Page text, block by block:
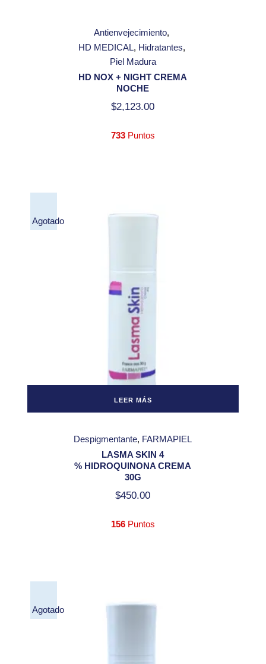
Antienvejecimiento
HD MEDICAL Hidratantes
Piel Madura
HD NOX + NIGHT CREMA
NOCHE
$2,123.00
733Puntos
Agotado
LEER MÁS
Despigmentante FARMAPIEL
LASMA SKIN 4
% HIDROQUINONA CREMA
30G
$450.00
156Puntos
Agotado